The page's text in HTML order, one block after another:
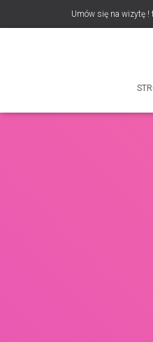
Umów się na wizytę !